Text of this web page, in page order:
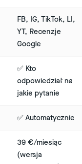
FB, IG, TikTok, LI,
YT, Recenzje
Google
✅ Kto
odpowiedział na
jakie pytanie
✅ Automatycznie
39 €/miesiąc
(wersja